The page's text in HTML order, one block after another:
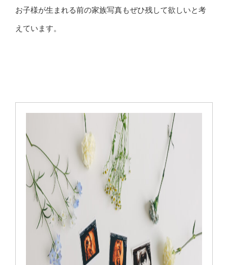
お子様が生まれる前の家族写真もぜひ残して欲しいと考
えています。